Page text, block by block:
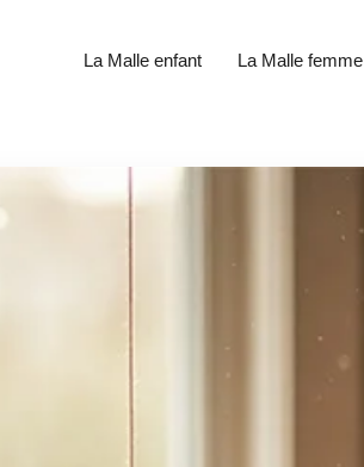
La Malle enfant La Malle femme